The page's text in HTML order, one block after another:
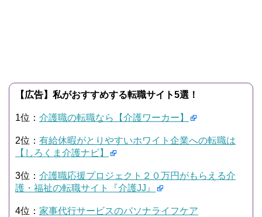
【広告】私がおすすめする転職サイト5選！
1位： 介護職の転職なら【介護ワーカー】
2位： 有給休暇がとりやすいホワイト企業への転職は
【しろくま介護ナビ】
3位： 介護職応援プロジェクト２０万円がもらえる介
護・福祉の転職サイト『介護JJ』
4位： 家事代行サービスのパソナライフケア